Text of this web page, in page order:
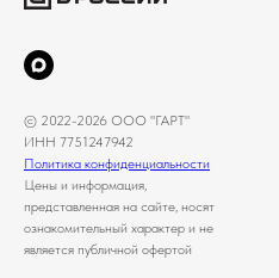
© 2022-2026 ООО "ГАРТ"
ИНН 7751247942
Политика конфиденциальности
Цены и информация,
представленная на сайте, носят
ознакомительный характер и не
является публичной офертой